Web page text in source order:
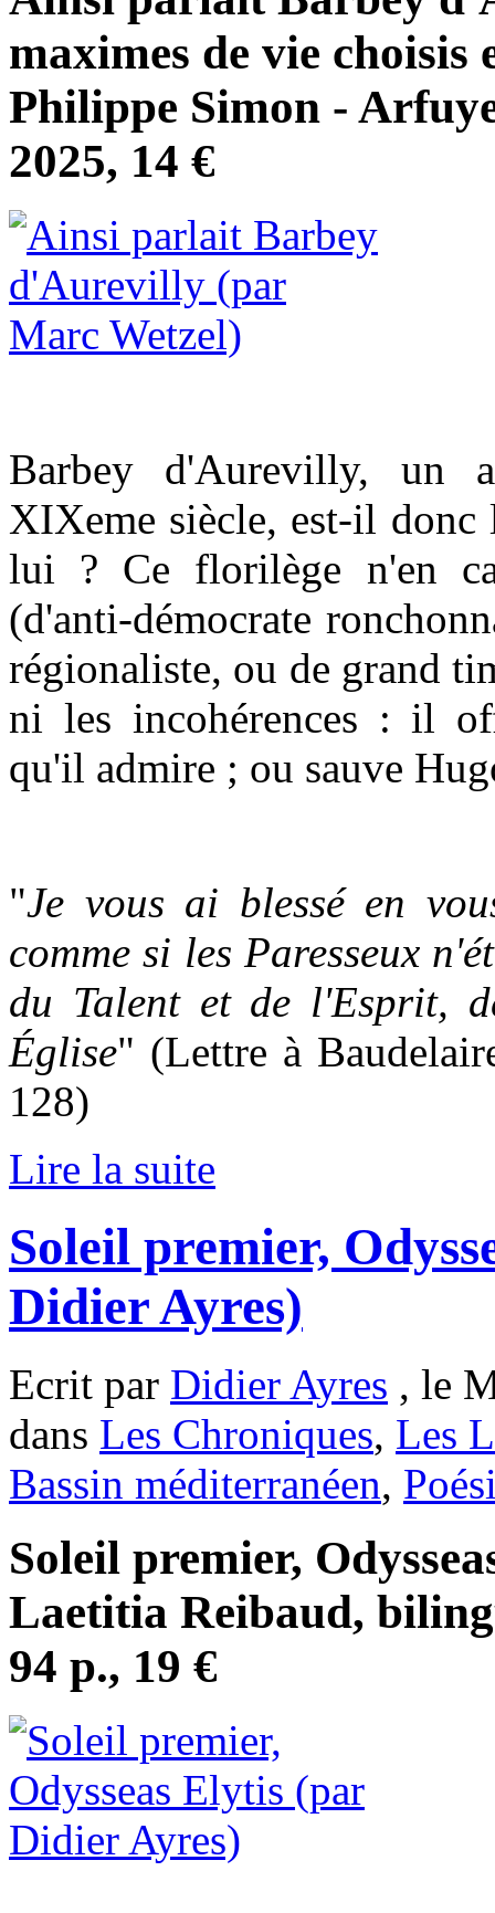
maximes de vie choisis
Philippe Simon -
2025, 14 €
Barbey d'Aurevilly, un
XIXeme siècle, est-il donc
lui ? Ce florilège n'en
(d'anti-démocrate
régionaliste, ou de grand
ni les incohérences : il
qu'il admire ; ou sauve
"Je vous ai blessé en
comme si les Paresseux
du Talent et de l'Esprit,
Église" (Lettre à
128)
Lire la suite
Soleil premier,
Didier Ayres)
Ecrit par Didier Ayres , le
dans Les Chroniques, Les
Bassin méditerranéen,
Soleil premier,
Laetitia Reibaud,
94 p., 19 €